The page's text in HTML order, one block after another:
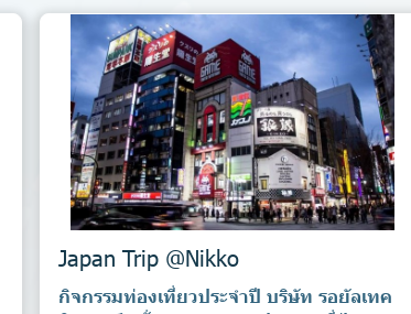
Japan Trip @Nikko
กิจกรรมท่องเที่ยวประจำปี บริษัท รอยัลเทค